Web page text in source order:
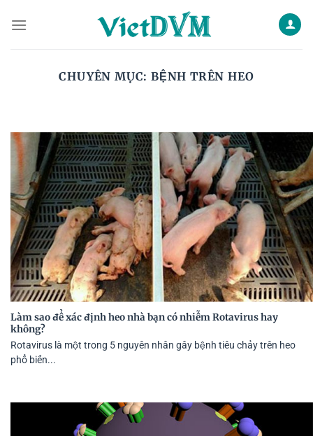
CHUYÊN MỤC:BỆNH TRÊN HEO
Làm sao để xác định heo nhà bạn có nhiễm Rotavirus hay
không?
Rotavirus là một trong 5 nguyên nhân gây bệnh tiêu chảy trên heo
phổ biến...